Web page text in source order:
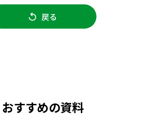
戻る
おすすめの資料